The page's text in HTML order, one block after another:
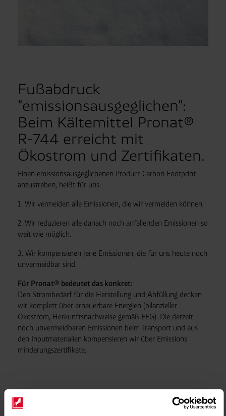
Fußabdruck
"emissionsausgeglichen":
Beim Kältemittel Pronat®
R-744 erreicht mit
Ökostrom und Zertifikaten.
Einen emissions­aus­ge­glich­enen Product Carbon Footprint
anzustreben, heißt für uns:
1. Wir vermeiden alle Emissionen, die wir vermeiden können.
2. Wir reduzieren alle danach noch an­fall­en­den Emi­ssio­nen so
weit wie möglich.
3. Wir kompensieren jene Emissionen, die für uns heute noch
unvermeidbar sind.
Für Pronat® bedeutet das konkret:
Den Strombedarf für die Her­stellung und Abfüllung decken
wir komplett über erneuerbare Energien (bilanzieller
Ökostrom, Herkunftsnachweise gemäß EEG). Die derzeit
noch un­ver­meid­baren Emissionen beim Transport und aus
den Input­materialien kompensieren wir über Emissions
minderungszertifikate.
Der gesamte Prozess von Pronat®